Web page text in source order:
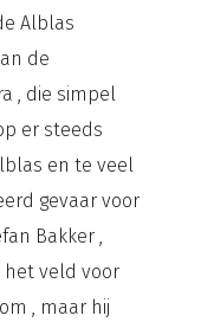
Alblas
de
, die simpel
er steeds
en te veel
gevaar voor
Bakker ,
het veld voor
, maar hij